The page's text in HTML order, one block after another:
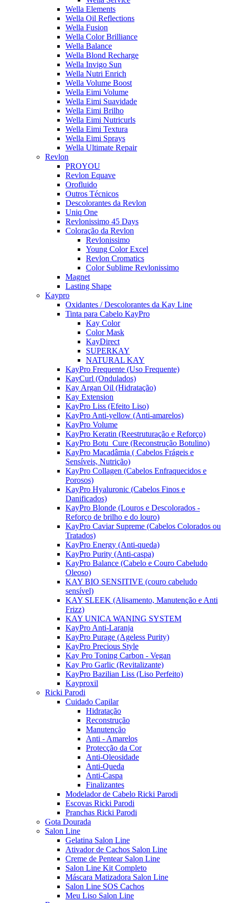
Wella Elements
Wella Oil Reflections
Wella Fusion
Wella Color Brilliance
Wella Balance
Wella Blond Recharge
Wella Invigo Sun
Wella Nutri Enrich
Wella Volume Boost
Wella Eimi Volume
Wella Eimi Suavidade
Wella Eimi Brilho
Wella Eimi Nutricurls
Wella Eimi Textura
Wella Eimi Sprays
Wella Ultimate Repair
Revlon
PROYOU
Revlon Equave
Orofluido
Outros Técnicos
Descolorantes da Revlon
Uniq One
Revlonissimo 45 Days
Coloração da Revlon
Revlonissimo
Young Color Excel
Revlon Cromatics
Color Sublime Revlonissimo
Magnet
Lasting Shape
Kaypro
Oxidantes / Descolorantes da Kay Line
Tinta para Cabelo KayPro
Kay Color
Color Mask
KayDirect
SUPERKAY
NATURAL KAY
KayPro Frequente (Uso Frequente)
KayCurl (Ondulados)
Kay Argan Oil (Hidratação)
Kay Extension
KayPro Liss (Efeito Liso)
KayPro Anti-yellow (Anti-amarelos)
KayPro Volume
KayPro Keratin (Reestruturação e Reforço)
KayPro Botu_Cure (Reconstrução Botulino)
KayPro Macadâmia ( Cabelos Frágeis e
Sensíveis, Nutrição)
KayPro Collagen (Cabelos Enfraquecidos e
Porosos)
KayPro Hyaluronic (Cabelos Finos e
Danificados)
KayPro Blonde (Louros e Descolorados -
Reforço de brilho e do louro)
KayPro Caviar Supreme (Cabelos Colorados ou
Tratados)
KayPro Energy (Anti-queda)
KayPro Purity (Anti-caspa)
KayPro Balance (Cabelo e Couro Cabeludo
Oleoso)
KAY BIO SENSITIVE (couro cabeludo
sensível)
KAY SLEEK (Alisamento, Manutenção e Anti
Frizz)
KAY UNICA WANING SYSTEM
KayPro Anti-Laranja
KayPro Purage (Ageless Purity)
KayPro Precious Style
Kay Pro Toning Carbon - Vegan
Kay Pro Garlic (Revitalizante)
KayPro Bazilian Liss (Liso Perfeito)
Kayproxil
Ricki Parodi
Cuidado Capilar
Hidratação
Reconstrução
Manutenção
Anti - Amarelos
Protecção da Cor
Anti-Oleosidade
Anti-Queda
Anti-Caspa
Finalizantes
Modelador de Cabelo Ricki Parodi
Escovas Ricki Parodi
Pranchas Ricki Parodi
Gota Dourada
Salon Line
Gelatina Salon Line
Ativador de Cachos Salon Line
Creme de Pentear Salon Line
Salon Line Kit Completo
Máscara Matizadora Salon Line
Salon Line SOS Cachos
Meu Liso Salon Line